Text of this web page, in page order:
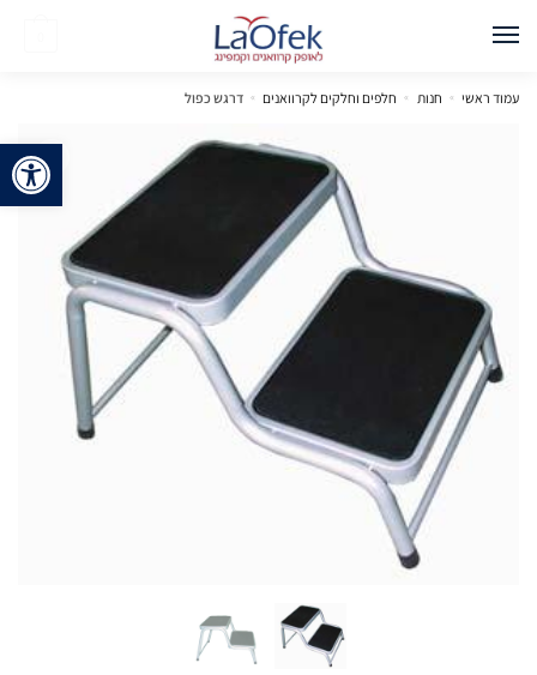
עמוד ראשי » חנות » חלפים וחלקים לקרוואנים » דרגש כפול
🔍